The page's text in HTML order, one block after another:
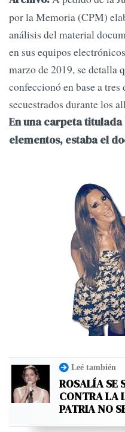
por la Memoria (CPM)
análisis del material
en sus equipos
marzo de 2019, se detalla
confeccionó en base a
secuestrados durante los
En una carpeta
elementos, estaba el
Leé también
ROSALÍA SE
CONTRA LA
PATRIA NO